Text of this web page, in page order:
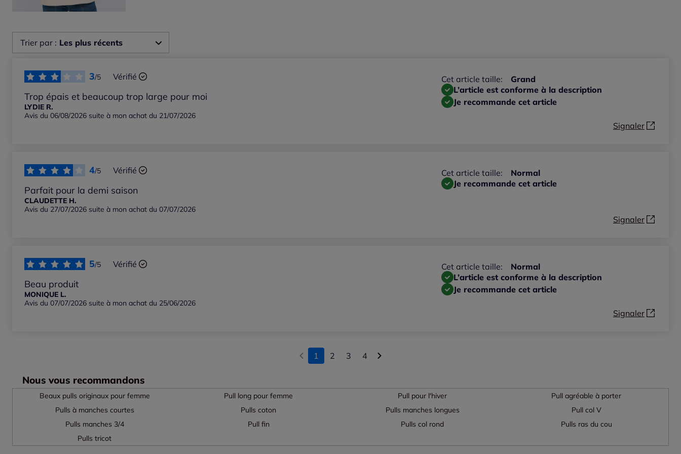
Trier par : Les plus récents
Les plus anciens
3/5 Vérifié
Trop épais et beaucoup trop large pour moi
LYDIE R.
Avis du 06/08/2026 suite à mon achat du 21/07/2026
Cet article taille:
Grand
L’article est conforme à la description
Je recommande cet article
Signaler
4/5 Vérifié
Parfait pour la demi saison
CLAUDETTE H.
Avis du 27/07/2026 suite à mon achat du 07/07/2026
Cet article taille:
Normal
Je recommande cet article
Signaler
5/5 Vérifié
Beau produit
MONIQUE L.
Avis du 07/07/2026 suite à mon achat du 25/06/2026
Cet article taille:
Normal
L’article est conforme à la description
Je recommande cet article
Signaler
1 2 3 4
Nous vous recommandons
Beaux pulls originaux pour femme
Pulls à manches courtes
Pulls manches 3/4
Pulls tricot
Pull long pour femme
Pulls coton
Pull fin
Pull pour l'hiver
Pulls manches longues
Pulls col rond
Pull agréable à porter
Pull col V
Pulls ras du cou